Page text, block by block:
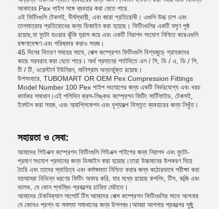
আকারের Pex পাইপ সঙ্গে ব্যবহার করা যেতে পারে.
এই ফিটিংগুলি টেকসই, দীর্ঘস্থায়ী, এবং জারা প্রতিরোধী। এগুলি উচ্চ চাপ এবং
তাপমাত্রার প্রতিরোধের জন্য ডিজাইন করা হয়েছে। ফিটিংগুলির একটি মসৃণ পৃষ্ঠ
রয়েছে,যা ফুটো হওয়ার ঝুঁকি হ্রাস করে এবং একটি নিরাপদ সংযোগ নিশ্চিত করেএগুলি
রক্ষণাবেক্ষণ এবং পরিষ্কার করাও সহজ।
45 দিনের বিতরণ সময়ের সাথে, পেক্স কম্প্রেশন ফিটিংগুলি বিশ্বজুড়ে গ্রাহকদের
কাছে সরবরাহ করা যেতে পারে। অর্থ প্রদানের শর্তাদিতে এল / সি, ডি / এ, ডি / পি,
টি / টি, ওয়েস্টার্ন ইউনিয়ন, মানিগ্রাম অন্তর্ভুক্ত রয়েছে।
উপসংহারে, TUBOMART OR OEM Pex Compression Fittings
Model Number 100 Pex পাইপ সংযোগের জন্য একটি নির্ভরযোগ্য এবং খরচ
কার্যকর সমাধান।এই পলিথিন ক্রস-লিঙ্কড কম্প্রেশন ফিটিং সার্টিফাইড, টেকসই,
ইনস্টল করা সহজ, এবং অ্যাপ্লিকেশন এবং দৃশ্যকল্প বিস্তৃত ব্যবহারের জন্য নিখুঁত।
সহায়তা ও সেবা:
আমাদের পিইএক্স কম্প্রেশন ফিটিংগুলি পিইএক্স পাইপের জন্য নিরাপদ এবং ফুটো-
প্রমাণ সংযোগ প্রদানের জন্য ডিজাইন করা হয়েছে।তারা উচ্চমানের উপকরণ দিয়ে
তৈরি এবং তাদের স্থায়িত্ব এবং কর্মক্ষমতা নিশ্চিত করার জন্য কঠোরভাবে পরীক্ষা করা
হয়আমরা বিভিন্ন ধরণের ফিটিং অফার করি, যার মধ্যে রয়েছে কপলিং, টিস, কব্জি এবং
ভালভ, যে কোন প্লাম্বিং প্রকল্পের চাহিদা মেটাতে।
আমাদের টেকনিক্যাল সাপোর্ট টিম আমাদের পেক্স কম্প্রেশন ফিটিংগুলির সাথে আপনার
যে কোনও প্রশ্ন বা সমস্যা সমাধানের জন্য উপলব্ধ।আমরা আপনার প্রকল্পের সুষ্ঠু